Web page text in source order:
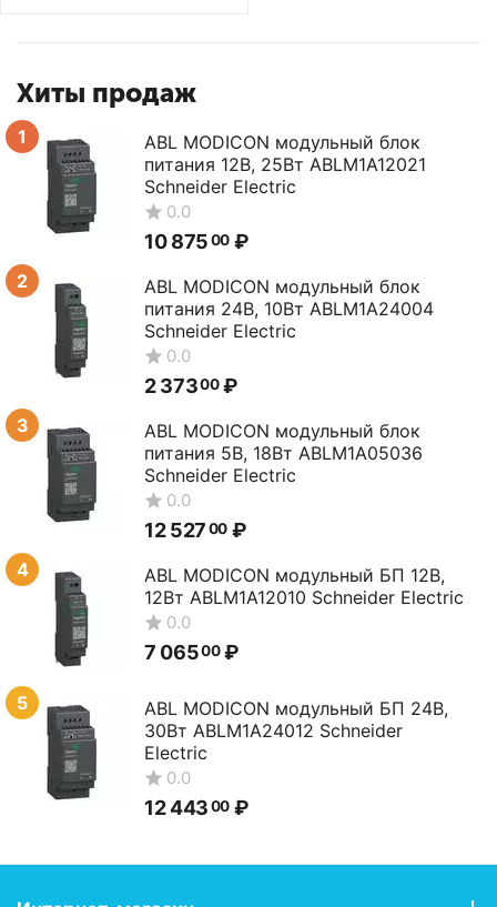
Хиты продаж
1
ABL MODICON модульный блок
питания 12В, 25Вт ABLM1A12021
Schneider Electric
0.0
10 87500 ₽
2
ABL MODICON модульный блок
питания 24В, 10Вт ABLM1A24004
Schneider Electric
0.0
2 37300 ₽
3
ABL MODICON модульный блок
питания 5В, 18Вт ABLM1A05036
Schneider Electric
0.0
12 52700 ₽
4
ABL MODICON модульный БП 12В,
12Вт ABLM1A12010 Schneider Electric
0.0
7 06500 ₽
5
ABL MODICON модульный БП 24В,
30Вт ABLM1A24012 Schneider
Electric
0.0
12 44300 ₽